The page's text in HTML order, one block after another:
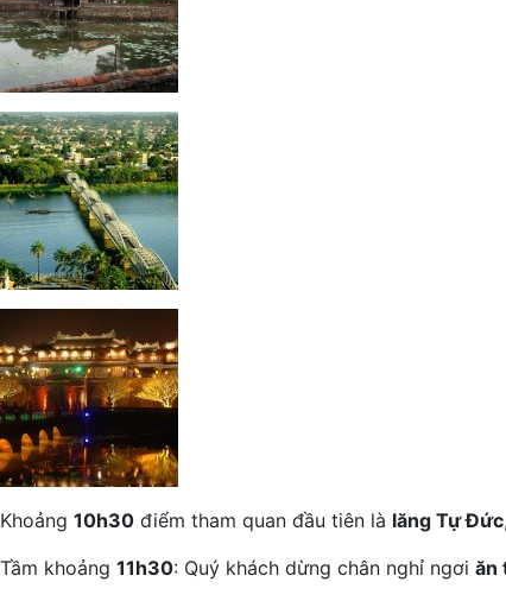
Khoảng 10h30 điểm tham quan đầu tiên là lăng Tự Đức
Tầm khoảng 11h30: Quý khách dừng chân nghỉ ngơi ăn